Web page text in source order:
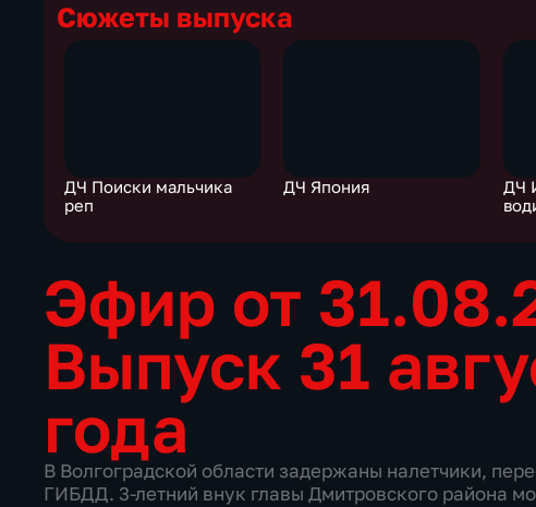
Сюжеты выпуска
ДЧ Поиски мальчика
реп
ДЧ Япония
ДЧ
Эфир от
Выпуск 31
года
В Волгоградской области задержаны налетчики,
ГИБДД. 3-летний внук главы Дмитровского района